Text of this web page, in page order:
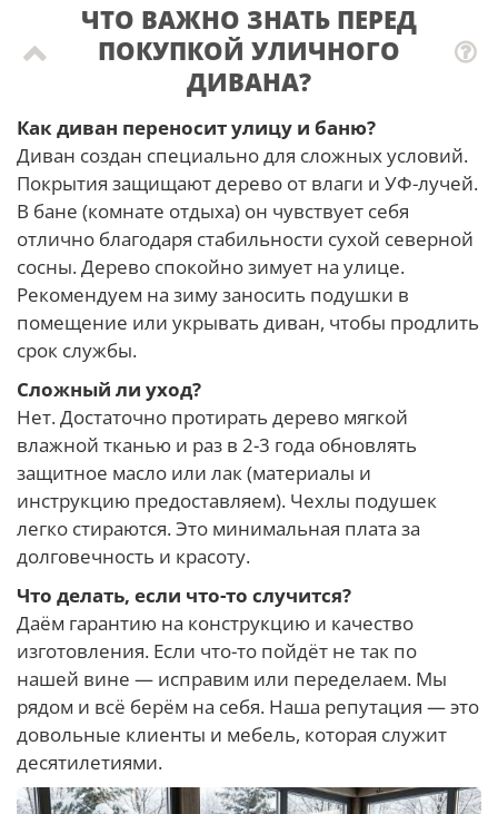
ЧТО ВАЖНО ЗНАТЬ ПЕРЕД
ПОКУПКОЙ УЛИЧНОГО
ДИВАНА?
Как диван переносит улицу и баню?
Диван создан специально для сложных условий.
Покрытия защищают дерево от влаги и УФ-лучей.
В бане (комнате отдыха) он чувствует себя
отлично благодаря стабильности сухой северной
сосны. Дерево спокойно зимует на улице.
Рекомендуем на зиму заносить подушки в
помещение или укрывать диван, чтобы продлить
срок службы.
Сложный ли уход?
Нет. Достаточно протирать дерево мягкой
влажной тканью и раз в 2-3 года обновлять
защитное масло или лак (материалы и
инструкцию предоставляем). Чехлы подушек
легко стираются. Это минимальная плата за
долговечность и красоту.
Что делать, если что-то случится?
Даём гарантию на конструкцию и качество
изготовления. Если что-то пойдёт не так по
нашей вине — исправим или переделаем. Мы
рядом и всё берём на себя. Наша репутация — это
довольные клиенты и мебель, которая служит
десятилетиями.